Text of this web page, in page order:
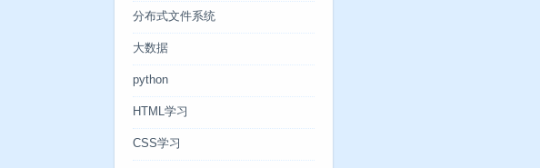
分布式文件系统
大数据
python
HTML学习
CSS学习